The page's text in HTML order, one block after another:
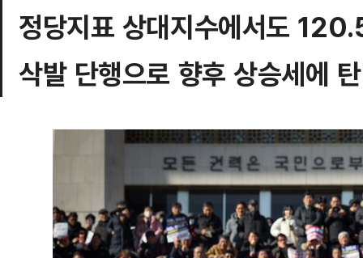
정당지표 상대지수에서도
삭발 단행으로 향후 상승세에